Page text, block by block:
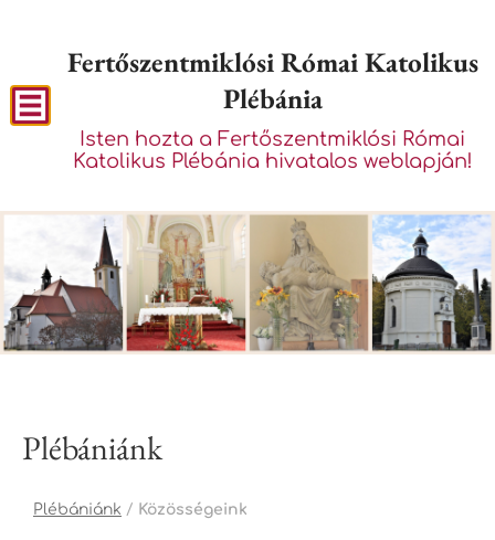
Fertőszentmiklósi Római Katolikus
Plébánia
Isten hozta a Fertőszentmiklósi Római
Katolikus Plébánia hivatalos weblapján!
Plébániánk
Plébániánk / Közösségeink